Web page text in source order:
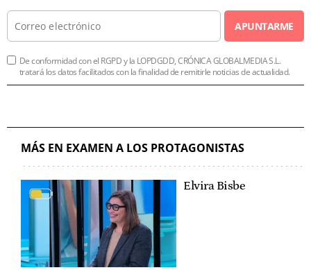
APUNTARME
De conformidad con el RGPD y la LOPDGDD, CRÓNICA GLOBALMEDIA S.L.
tratará los datos facilitados con la finalidad de remitirle noticias de actualidad.
MÁS EN EXAMEN A LOS PROTAGONISTAS
Elvira Bisbe